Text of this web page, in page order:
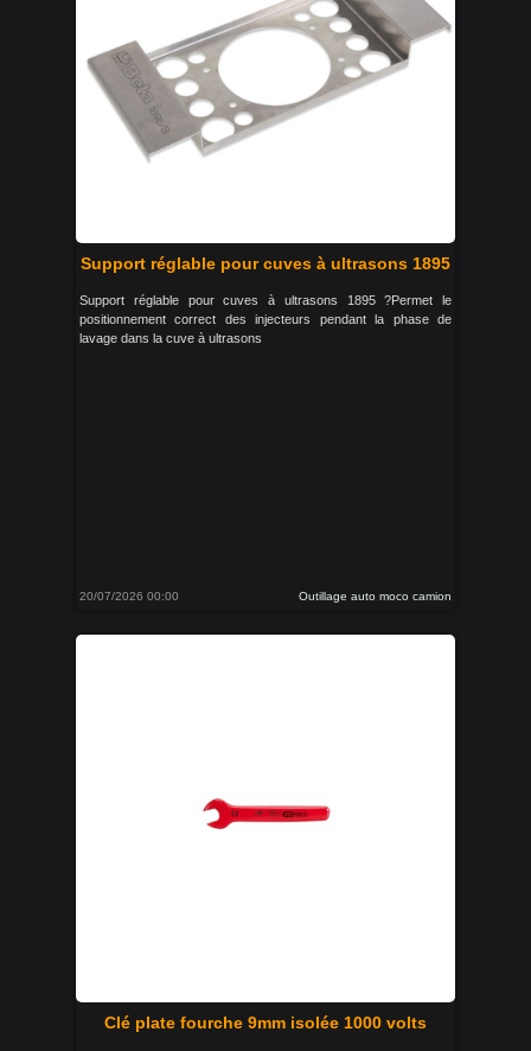
Support réglable pour cuves à ultrasons 1895
Support réglable pour cuves à ultrasons 1895 ?Permet le
positionnement correct des injecteurs pendant la phase de
lavage dans la cuve à ultrasons
20/07/2026 00:00 Outillage auto moco camion
Clé plate fourche 9mm isolée 1000 volts